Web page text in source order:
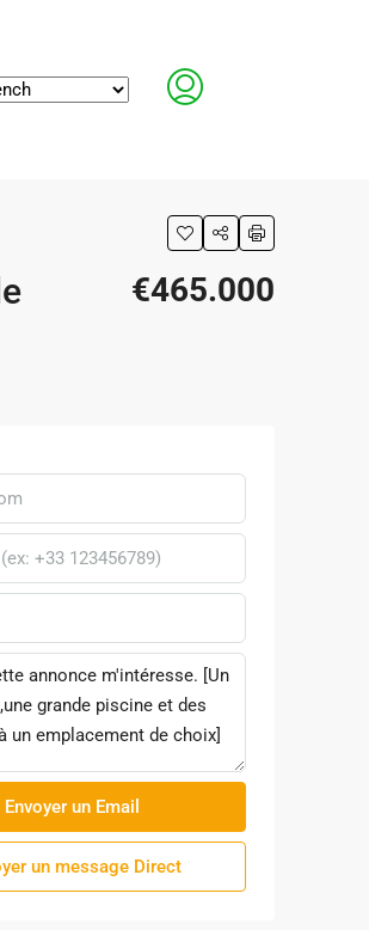
€465.000
Envoyer un Email
un message Direct